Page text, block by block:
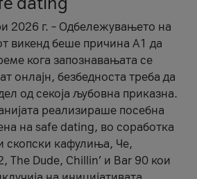
2026 г. – Одбележувањето на
викенд беше причина А1 да
кога запознавањата се
онлајн, безбедноста треба да
од секоја љубовна приказна.
реализираше посебна
на safe dating, во соработка
скопски кафулиња, Че,
The Dude, Chillin’ и Bar 90 кои